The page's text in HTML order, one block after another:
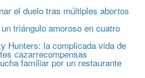
el duelo tras múltiples abortos
triángulo amoroso en cuatro
Hunters: la complicada vida de
cazarrecompensas
familiar por un restaurante